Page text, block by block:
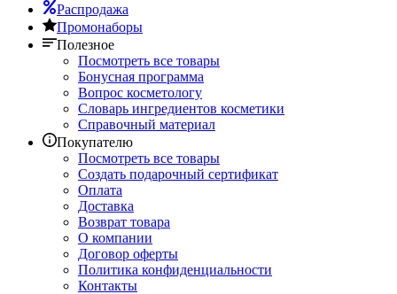
Распродажа
Промонаборы
Полезное
Посмотреть все товары
Бонусная программа
Вопрос косметологу
Словарь ингредиентов косметики
Справочный материал
Покупателю
Посмотреть все товары
Создать подарочный сертификат
Оплата
Доставка
Возврат товара
О компании
Договор оферты
Политика конфиденциальности
Контакты